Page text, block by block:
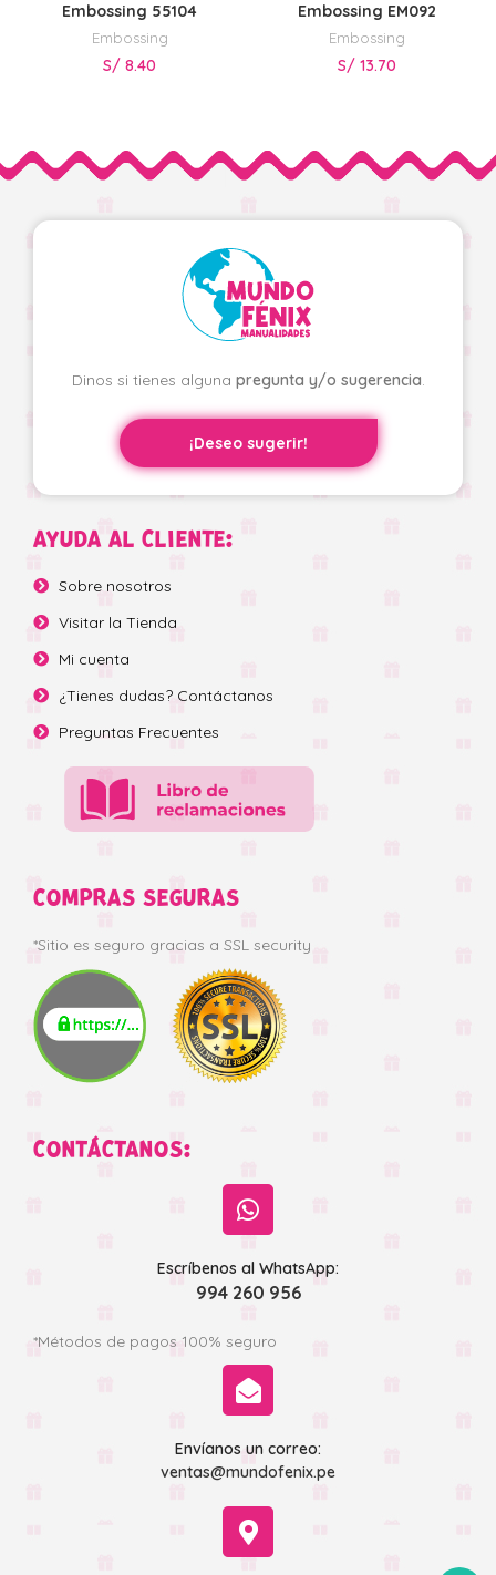
Embossing 55104
Embossing
S/ 8.40
Embossing EM092
Embossing
S/ 13.70
Dinos si tienes alguna pregunta y/o sugerencia.
¡Deseo sugerir!
AYUDA AL CLIENTE:
Sobre nosotros
Visitar la Tienda
Mi cuenta
¿Tienes dudas? Contáctanos
Preguntas Frecuentes
COMPRAS SEGURAS
*Sitio es seguro gracias a SSL security
CONTÁCTANOS:
Escríbenos al WhatsApp:
994 260 956
*Métodos de pagos 100% seguro
Envíanos un correo:
ventas@mundofenix.pe